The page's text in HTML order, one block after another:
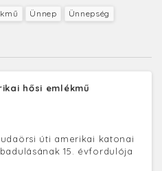
Ünnep
Ünnepség
hősi emlékmű
úti amerikai katonai
15. évfordulója